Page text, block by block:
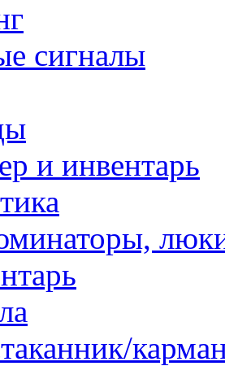
сигналы
и инвентарь